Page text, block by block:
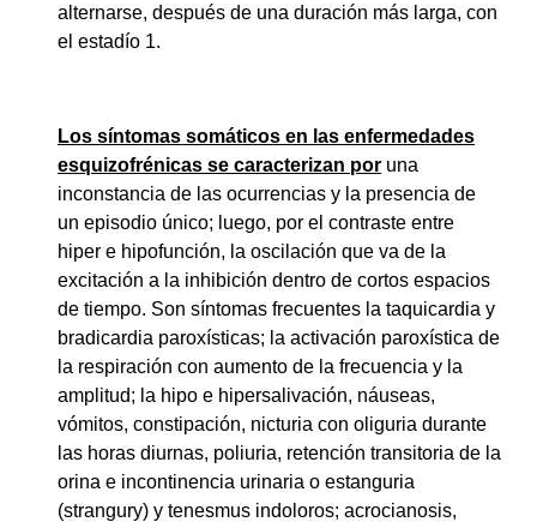
alternarse, después de una duración más larga, con
el estadío 1.
Los síntomas somáticos en las enfermedades
esquizofrénicas se caracterizan por una
inconstancia de las ocurrencias y la presencia de
un episodio único; luego, por el contraste entre
hiper e hipofunción, la oscilación que va de la
excitación a la inhibición dentro de cortos espacios
de tiempo. Son síntomas frecuentes la taquicardia y
bradicardia paroxísticas; la activación paroxística de
la respiración con aumento de la frecuencia y la
amplitud; la hipo e hipersalivación, náuseas,
vómitos, constipación, nicturia con oliguria durante
las horas diurnas, poliuria, retención transitoria de la
orina e incontinencia urinaria o estanguria
(strangury) y tenesmus indoloros; acrocianosis,